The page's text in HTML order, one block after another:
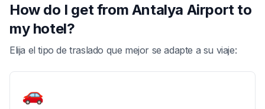
How do I get from Antalya Airport to
my hotel?
Elija el tipo de traslado que mejor se adapte a su viaje:
🚗